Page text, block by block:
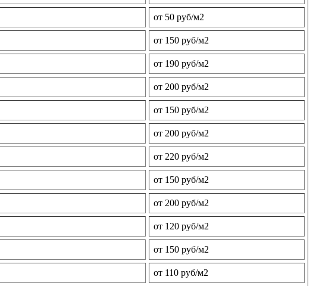
от 50 руб/м2
от 150 руб/м2
от 190 руб/м2
от 200 руб/м2
от 150 руб/м2
от 200 руб/м2
от 220 руб/м2
от 150 руб/м2
от 200 руб/м2
от 120 руб/м2
от 150 руб/м2
от 110 руб/м2